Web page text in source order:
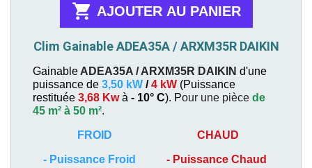
 AJOUTER AU PANIER
Clim Gainable ADEA35A / ARXM35R DAIKIN
Gainable ADEA35A / ARXM35R DAIKIN d'une
puissance de 3,50 kW /4 kW (Puissance
restituée 3,68 Kwà - 10° C). Pour une pièce de
45 m² à 50 m².
FROID
- Puissance Froid
CHAUD
- Puissance Chaud